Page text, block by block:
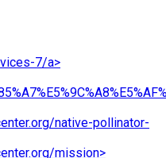
7/a>
native-pollinator-
mission>